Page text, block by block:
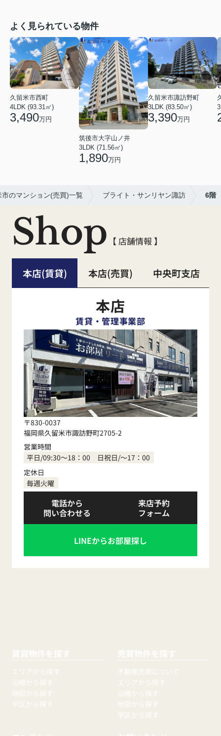
よく見られている物件
久留米市西町
4LDK (93.31㎡)
3,490万円
筑後市大字山ノ井
3LDK (71.56㎡)
1,890万円
久留米市諏訪野町
3LDK (83.50㎡)
3,390万円
市のマンション(売買)一覧 ブライト・サンリヤン諏訪 6階
Shop 【 店舗情報 】
本店(賃貸) 本店(売買) 中央町支店
本店
賃貸・管理事業部
〒830-0037
福岡県久留米市諏訪野町2705-2
営業時間
平日/09:30～18：00 日祝日/～17：00
定休日
毎週火曜
電話から
問い合わせる
来店予約
フォーム
LINEからお部屋探し
賃貸物件を探す
エリアから探す
沿線から探す
地図から探す
学区から探す
売買物件を探す
不動産売買について
エリアから探す
沿線から探す
地図から探す
学区から探す